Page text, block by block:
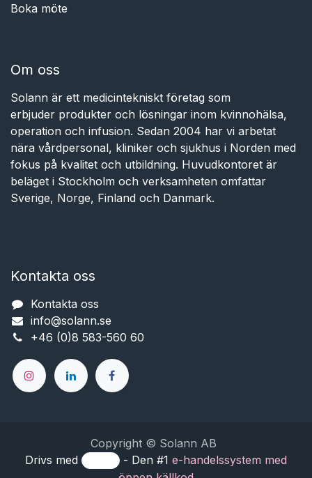
Boka möte
Om oss
Solann är ett medicintekniskt företag som
erbjuder produkter och lösningar inom kvinnohälsa,
operation och infusion. Sedan 2004 har vi arbetat
nära vårdpersonal, kliniker och sjukhus i Norden med
fokus på kvalitet och utbildning. Huvudkontoret är
beläget i Stockholm och verksamheten omfattar
Sverige, Norge, Finland och Danmark.
Kontakta oss
Kontakta oss
info@solann.se​​​​​​
+46 (0)8 583-560 60
Copyright © Solann AB
Drivs med
- Den #1 e-handelssystem med